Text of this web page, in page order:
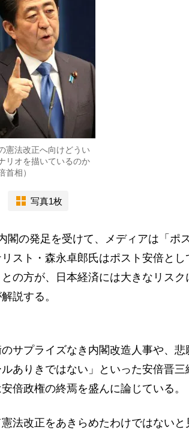
憲法改正へ向けどうい
リオを描いているのか
首相）
写真1枚
の発足を受けて、メディアは「ポス
スト・森永卓郎氏はポスト安倍とし
の方が、日本経済には大きなリスク
説する。
サプライズなき内閣改造人事や、悲
ありきではない」といった安倍晋三
倍政権の終焉を盛んに論じている。
法改正をあきらめたわけではないと